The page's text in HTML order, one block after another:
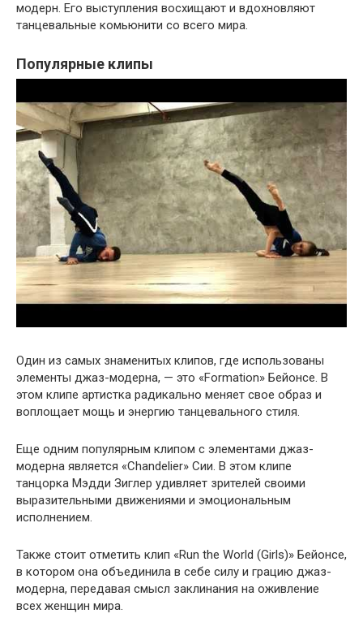
модерн. Его выступления восхищают и вдохновляют
танцевальные комьюнити со всего мира.
Популярные клипы
Один из самых знаменитых клипов, где использованы
элементы джаз-модерна, — это «Formation» Бейонсе. В
этом клипе артистка радикально меняет свое образ и
воплощает мощь и энергию танцевального стиля.
Еще одним популярным клипом с элементами джаз-
модерна является «Chandelier» Сии. В этом клипе
танцорка Мэдди Зиглер удивляет зрителей своими
выразительными движениями и эмоциональным
исполнением.
Также стоит отметить клип «Run the World (Girls)» Бейонсе,
в котором она объединила в себе силу и грацию джаз-
модерна, передавая смысл заклинания на оживление
всех женщин мира.